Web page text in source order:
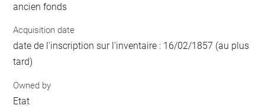
ancien fonds
Acquisition date
date de l'inscription sur l'inventaire : 16/02/1857 (au plus
tard)
Owned by
Etat